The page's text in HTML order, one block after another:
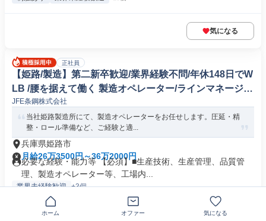
気になる
正社員
【姫路/製造】第二新卒歓迎/業界経験不問/年休148日でW
LB /腰を据えて働く 製造オペレーター/ラインマネージャ
ー(鉄鋼/非鉄金属/金属製品)
JFE条鋼株式会社
当社姫路製造所にて、製造オペレーターをお任せします。圧延・精
整・ロール準備など、ご経験と適...
兵庫県姫路市
月給26万3500円～36万2000円
必要な経験・能力等 【必須】■生産技術、生産管理、品質管
理、製造オペレーター等、工場内...
業界未経験歓迎 +3個
ホーム オファー 気になる